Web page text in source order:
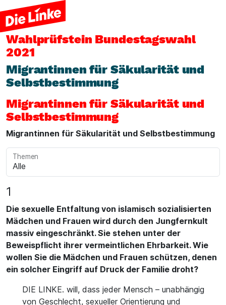
Wahlprüfstein Bundestagswahl
2021
Migrantinnen für Säkularität und
Selbstbestimmung
Migrantinnen für Säkularität und
Selbstbestimmung
Migrantinnen für Säkularität und Selbstbestimmung
Themen
1
Die sexuelle Entfaltung von islamisch sozialisierten
Mädchen und Frauen wird durch den Jungfernkult
massiv eingeschränkt. Sie stehen unter der
Beweispflicht ihrer vermeintlichen Ehrbarkeit. Wie
wollen Sie die Mädchen und Frauen schützen, denen
ein solcher Eingriff auf Druck der Familie droht?
DIE LINKE. will, dass jeder Mensch – unabhängig
von Geschlecht, sexueller Orientierung und